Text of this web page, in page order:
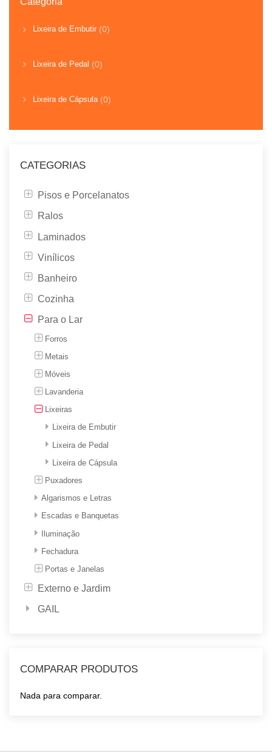
Lixeira de Embutir (0)
Lixeira de Pedal (0)
Lixeira de Cápsula(0)
CATEGORIAS
Pisos e Porcelanatos
Ralos
Laminados
Vinílicos
Banheiro
Cozinha
Para o Lar
Forros
Metais
Móveis
Lavanderia
Lixeiras
Lixeira de Embutir
Lixeira de Pedal
Lixeira de Cápsula
Puxadores
Algarismos e Letras
Escadas e Banquetas
Iluminação
Fechadura
Portas e Janelas
Externo e Jardim
GAIL
COMPARAR PRODUTOS
Nada para comparar.